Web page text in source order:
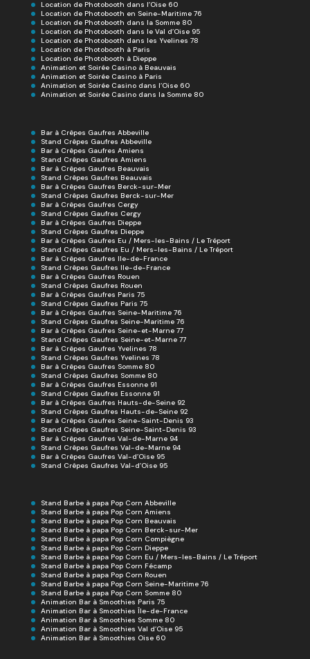
Location de Photobooth dans l’Oise 60
Location de Photobooth en Seine-Maritime 76
Location de Photobooth dans la Somme 80
Location de Photobooth dans le Val d’Oise 95
Location de Photobooth dans les Yvelines 78
Location de Photobooth à Paris
Location de Photobooth à Dieppe
Animation et Soirée Casino à Beauvais
Animation et Soirée Casino à Paris
Animation et Soirée Casino dans l’Oise 60
Animation et Soirée Casino dans la Somme 80
Bar à Crêpes Gaufres Abbeville
Stand Crêpes Gaufres Abbeville
Bar à Crêpes Gaufres Amiens
Stand Crêpes Gaufres Amiens
Bar à Crêpes Gaufres Beauvais
Stand Crêpes Gaufres Beauvais
Bar à Crêpes Gaufres Berck-sur-Mer
Stand Crêpes Gaufres Berck-sur-Mer
Bar à Crêpes Gaufres Cergy
Stand Crêpes Gaufres Cergy
Bar à Crêpes Gaufres Dieppe
Stand Crêpes Gaufres Dieppe
Bar à Crêpes Gaufres Eu / Mers-les-Bains / Le Tréport
Stand Crêpes Gaufres Eu / Mers-les-Bains / Le Tréport
Bar à Crêpes Gaufres Ile-de-France
Stand Crêpes Gaufres Ile-de-France
Bar à Crêpes Gaufres Rouen
Stand Crêpes Gaufres Rouen
Bar à Crêpes Gaufres Paris 75
Stand Crêpes Gaufres Paris 75
Bar à Crêpes Gaufres Seine-Maritime 76
Stand Crêpes Gaufres Seine-Maritime 76
Bar à Crêpes Gaufres Seine-et-Marne 77
Stand Crêpes Gaufres Seine-et-Marne 77
Bar à Crêpes Gaufres Yvelines 78
Stand Crêpes Gaufres Yvelines 78
Bar à Crêpes Gaufres Somme 80
Stand Crêpes Gaufres Somme 80
Bar à Crêpes Gaufres Essonne 91
Stand Crêpes Gaufres Essonne 91
Bar à Crêpes Gaufres Hauts-de-Seine 92
Stand Crêpes Gaufres Hauts-de-Seine 92
Bar à Crêpes Gaufres Seine-Saint-Denis 93
Stand Crêpes Gaufres Seine-Saint-Denis 93
Bar à Crêpes Gaufres Val-de-Marne 94
Stand Crêpes Gaufres Val-de-Marne 94
Bar à Crêpes Gaufres Val-d’Oise 95
Stand Crêpes Gaufres Val-d’Oise 95
Stand Barbe à papa Pop Corn Abbeville
Stand Barbe à papa Pop Corn Amiens
Stand Barbe à papa Pop Corn Beauvais
Stand Barbe à papa Pop Corn Berck-sur-Mer
Stand Barbe à papa Pop Corn Compiègne
Stand Barbe à papa Pop Corn Dieppe
Stand Barbe à papa Pop Corn Eu / Mers-les-Bains / Le Tréport
Stand Barbe à papa Pop Corn Fécamp
Stand Barbe à papa Pop Corn Rouen
Stand Barbe à papa Pop Corn Seine-Maritime 76
Stand Barbe à papa Pop Corn Somme 80
Animation Bar à Smoothies Paris 75
Animation Bar à Smoothies Île-de-France
Animation Bar à Smoothies Somme 80
Animation Bar à Smoothies Val d’Oise 95
Animation Bar à Smoothies Oise 60